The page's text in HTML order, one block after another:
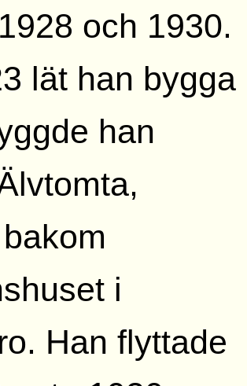
och 1930.
lät han bygga
han
i
Han flyttade